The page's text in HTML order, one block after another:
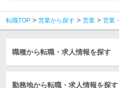
転職TOP 営業から探す 営業 営業
職種から転職・求人情報を探す
勤務地から転職・求人情報を探す